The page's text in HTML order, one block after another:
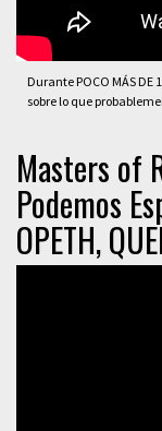
Durante POCO MÁS
sobre lo que
Masters of
Podemos
OPETH,